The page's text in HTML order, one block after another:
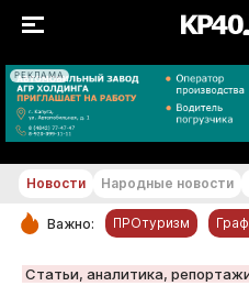
РЕКЛАМА
РУБРИКИ
Новости Народные новости
Важно: ПРОтуризм
Статьи, аналитика,